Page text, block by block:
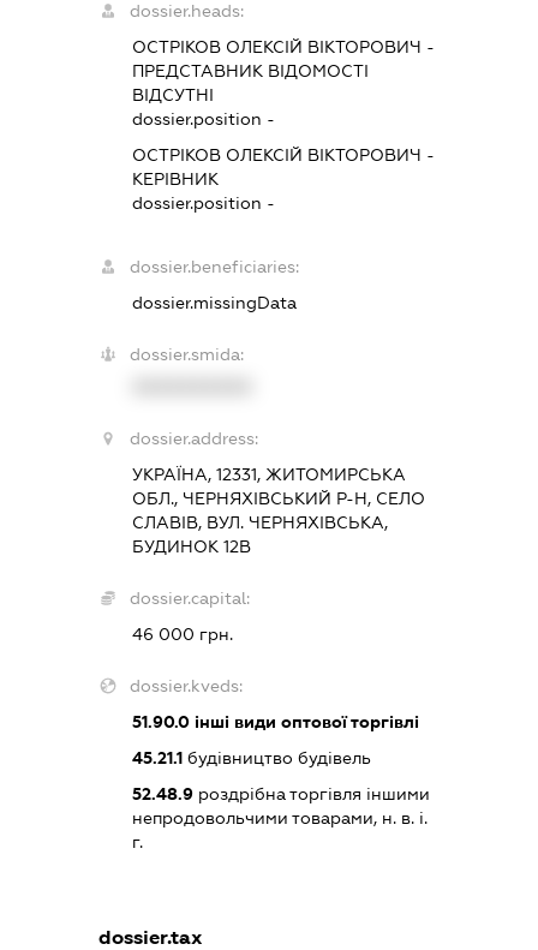
dossier.heads:
ОСТРІКОВ ОЛЕКСІЙ ВІКТОРОВИЧ -
ПРЕДСТАВНИКВІДОМОСТІ
ВІДСУТНІ
dossier.position -
ОСТРІКОВ ОЛЕКСІЙ ВІКТОРОВИЧ -
КЕРІВНИК
dossier.position -
dossier.beneficiaries:
dossier.missingData
dossier.smida:
dossier.address:
УКРАЇНА, 12331, ЖИТОМИРСЬКА
ОБЛ., ЧЕРНЯХІВСЬКИЙ Р-Н, СЕЛО
СЛАВІВ, ВУЛ. ЧЕРНЯХІВСЬКА,
БУДИНОК 12В
dossier.capital:
46 000 грн.
dossier.kveds:
51.90.0інші види оптової торгівлі
45.21.1будівництво будівель
52.48.9роздрібна торгівля іншими
непродовольчими товарами, н. в. і.
г.
dossier.tax